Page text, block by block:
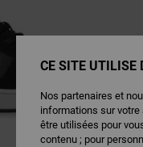
CE SITE UTILISE
Nos partenaires et
informations sur
être utilisées pour
contenu ; pour